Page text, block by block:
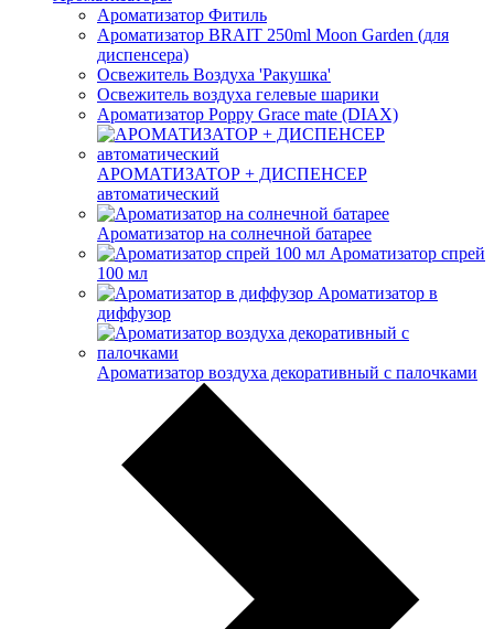
Ароматизатор Фитиль
Ароматизатор BRAIT 250ml Moon Garden (для
диспенсера)
Освежитель Воздуха 'Ракушка'
Освежитель воздуха гелевые шарики
Ароматизатор Poppy Grace mate (DIAX)
АРОМАТИЗАТОР + ДИСПЕНСЕР
автоматический
Ароматизатор на солнечной батарее
Ароматизатор спрей
100 мл
Ароматизатор в
диффузор
Ароматизатор воздуха декоративный с палочками